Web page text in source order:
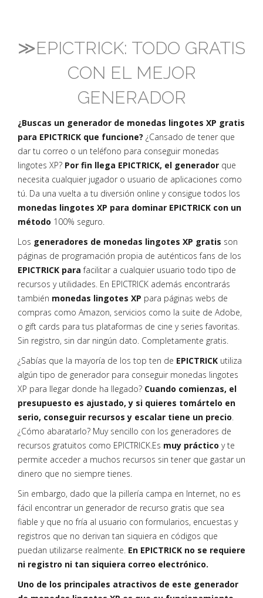
≫EPICTRICK: TODO GRATIS
CON EL MEJOR
GENERADOR
¿Buscas un generador de monedas lingotes XP gratis
para EPICTRICK que funcione? ¿Cansado de tener que
dar tu correo o un teléfono para conseguir monedas
lingotes XP? Por fin llega EPICTRICK, el generador que
necesita cualquier jugador o usuario de aplicaciones como
tú. Da una vuelta a tu diversión online y consigue todos los
monedas lingotes XP para dominar EPICTRICK con un
método 100% seguro.
Los generadores de monedas lingotes XP gratis son
páginas de programación propia de auténticos fans de los
EPICTRICK para facilitar a cualquier usuario todo tipo de
recursos y utilidades. En EPICTRICK además encontrarás
también monedas lingotes XP para páginas webs de
compras como Amazon, servicios como la suite de Adobe,
o gift cards para tus plataformas de cine y series favoritas.
Sin registro, sin dar ningún dato. Completamente gratis.
¿Sabías que la mayoría de los top ten de EPICTRICK utiliza
algún tipo de generador para conseguir monedas lingotes
XP para llegar donde ha llegado? Cuando comienzas, el
presupuesto es ajustado, y si quieres tomártelo en
serio, conseguir recursos y escalar tiene un precio.
¿Cómo abaratarlo? Muy sencillo con los generadores de
recursos gratuitos como EPICTRICK.Es muy práctico y te
permite acceder a muchos recursos sin tener que gastar un
dinero que no siempre tienes.
Sin embargo, dado que la pillería campa en Internet, no es
fácil encontrar un generador de recurso gratis que sea
fiable y que no fría al usuario con formularios, encuestas y
registros que no derivan tan siquiera en códigos que
puedan utilizarse realmente. En EPICTRICK no se requiere
ni registro ni tan siquiera correo electrónico.
Uno de los principales atractivos de este generador